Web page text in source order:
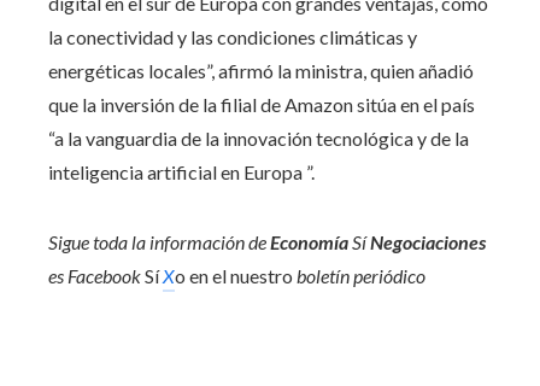
la conectividad y las condiciones climáticas y
energéticas locales”, afirmó la ministra, quien añadió
que la inversión de la filial de Amazon sitúa en el país
“a la vanguardia de la innovación tecnológica y de la
inteligencia artificial en Europa ”.
Sigue toda la información deEconomíaSíNegociaciones
es FacebookSíXo en el nuestro boletín periódico